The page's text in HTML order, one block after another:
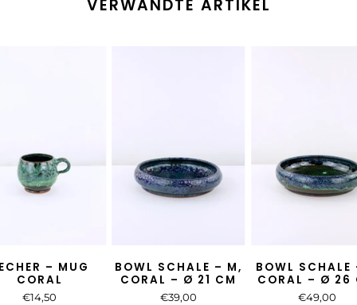
VERWANDTE ARTIKEL
– MUG
CORAL
€14,50
BOWL SCHALE – M,
CORAL – Ø 21 CM
€39,00
BOWL SCHALE
CORAL – Ø 26
€49,00